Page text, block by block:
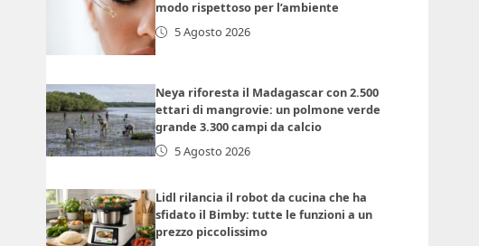
modo rispettoso per l’ambiente
5 Agosto 2026
Neya riforesta il Madagascar con 2.500
ettari di mangrovie: un polmone verde
grande 3.300 campi da calcio
5 Agosto 2026
Lidl rilancia il robot da cucina che ha
sfidato il Bimby: tutte le funzioni a un
prezzo piccolissimo